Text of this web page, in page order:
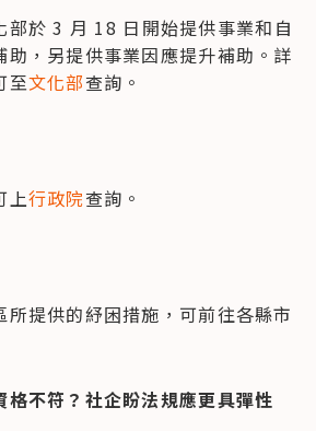
部於 3 月 18 日開始提供事業和自
助，另提供事業因應提升補助。詳
至文化部查詢。
上行政院查詢。
所提供的紓困措施，可前往各縣市
格不符？社企盼法規應更具彈性